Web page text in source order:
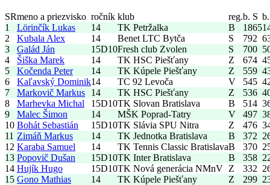
SRmeno a priezvisko ročník klub reg.b. S
1
Lörinčík Lukas 14 TK Petržalka B 1865
2
Kubala Alex 14 Benet LTC Bytča S 792
3
Galád Ján 15D10Fresh club Zvolen S 700
4
Šiška Marek 14 TK HSC Piešťany Z 674
5
Kočenda Peter 14 TK Kúpele Piešťany Z 559
6
Kaľavský Dominik14 TC 92 Levoča V 545
7
Markovič Markus 14 TK HSC Piešťany Z 536
8
Marhevka Michal 15D10TK Slovan Bratislava B 514
9
Malec Šimon 14 MŠK Poprad-Tatry V 497
10 Bohát Sebastián 15D10TK Slávia SPU Nitra Z 476
11 Zimáň Markus 14 TK Jednotka Bratislava B 372
12 Karaba Samuel 14 TK Tennis Classic BratislavaB 370
13 Popovič Dušan 15D10TK Inter Bratislava B 358
14 Hujík Hugo 15D10TK Nová generácia NMnV Z 332
15 Gono Mathias 14 TK Kúpele Piešťany Z 299